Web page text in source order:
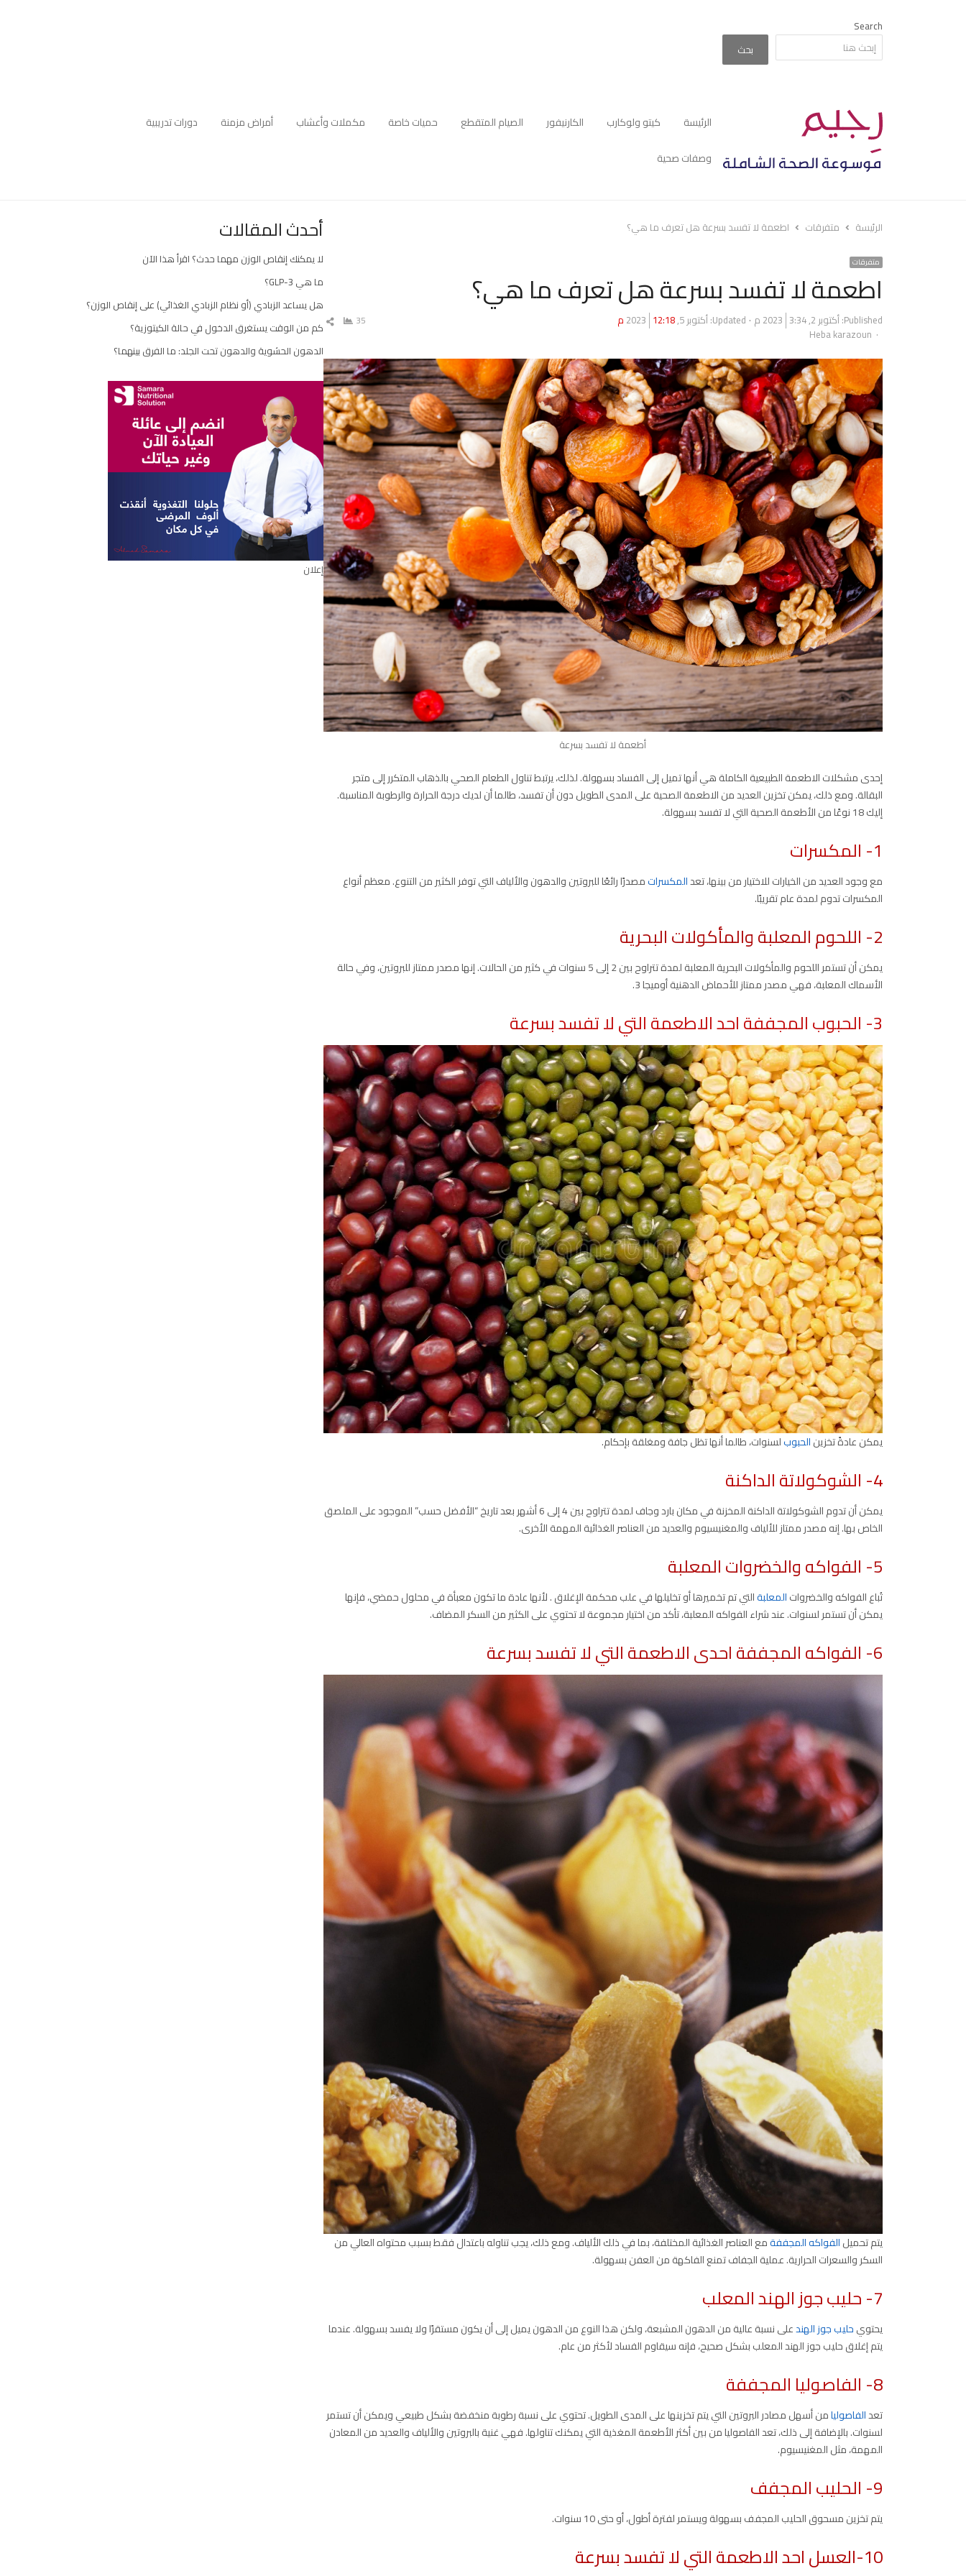
Search
بحث
الرئيسة كيتو ولوكارب الكارنيفور الصيام المتقطع حميات خاصة مكملات وأعشاب أمراض مزمنة
دورات تدريبية
وصفات صحية
الرئيسة متفرقات اطعمة لا تفسد بسرعة هل تعرف ما هي؟
متفرقات
اطعمة لا تفسد بسرعة هل تعرف ما هي؟
Published: أكتوبر 2, 2023 3:34 م Updated: أكتوبر 5, 2023 12:18 م
Author
Heba karazoun
35
شارك
المقال
أطعمة لا تفسد بسرعة
إحدى مشكلات الاطعمة الطبيعية الكاملة هي أنها تميل إلى الفساد بسهولة. لذلك، يرتبط تناول الطعام الصحي بالذهاب المتكرر إلى متجر
البقالة. ومع ذلك، يمكن تخزين العديد من الاطعمة الصحية على المدى الطويل دون أن تفسد، طالما أن لديك درجة الحرارة والرطوبة المناسبة.
إليك 18 نوعًا من الأطعمة الصحية التي لا تفسد بسهولة.
1- المكسرات
مع وجود العديد من الخيارات للاختيار من بينها، تعدالمكسراتمصدرًا رائعًا للبروتين والدهون والألياف التي توفر الكثير من التنوع. معظم أنواع
المكسرات تدوم لمدة عام تقريبًا.
2- اللحوم المعلبة والمأكولات البحرية
يمكن أن تستمر اللحوم والمأكولات البحرية المعلبة لمدة تتراوح بين 2 إلى 5 سنوات في كثير من الحالات. إنها مصدر ممتاز للبروتين، وفي حالة
الأسماك المعلبة، فهي مصدر ممتاز للأحماض الدهنية أوميجا 3.
3- الحبوب المجففة احد الاطعمة التي لا تفسد بسرعة
يمكن عادةً تخزينالحبوبلسنوات، طالما أنها تظل جافة ومغلقة بإحكام.
4- الشوكولاتة الداكنة
يمكن أن تدوم الشوكولاتة الداكنة المخزنة في مكان بارد وجاف لمدة تتراوح بين 4 إلى 6 أشهر بعد تاريخ “الأفضل حسب” الموجود على الملصق
الخاص بها. إنه مصدر ممتاز للألياف والمغنيسيوم والعديد من العناصر الغذائية المهمة الأخرى.
5- الفواكه والخضروات المعلبة
تُباع الفواكه والخضرواتالمعلبةالتي تم تخميرها أو تخليلها في علب محكمة الإغلاق . لأنها عادة ما تكون معبأة في محلول حمضي، فإنها
يمكن أن تستمر لسنوات. عند شراء الفواكه المعلبة، تأكد من اختيار مجموعة لا تحتوي على الكثير من السكر المضاف.
6- الفواكه المجففة احدى الاطعمة التي لا تفسد بسرعة
يتم تحميلالفواكه المجففةمع العناصر الغذائية المختلفة، بما في ذلك الألياف. ومع ذلك، يجب تناوله باعتدال فقط بسبب محتواه العالي من
السكر والسعرات الحرارية. عملية الجفاف تمنع الفاكهة من العفن بسهولة.
7- حليب جوز الهند المعلب
يحتويحليب جوز الهندعلى نسبة عالية من الدهون المشبعة، ولكن هذا النوع من الدهون يميل إلى أن يكون مستقرًا ولا يفسد بسهولة. عندما
يتم إغلاق حليب جوز الهند المعلب بشكل صحيح، فإنه سيقاوم الفساد لأكثر من عام.
8- الفاصوليا المجففة
تعدالفاصوليامن أسهل مصادر البروتين التي يتم تخزينها على المدى الطويل. تحتوي على نسبة رطوبة منخفضة بشكل طبيعي ويمكن أن تستمر
لسنوات. بالإضافة إلى ذلك، تعد الفاصوليا من بين أكثر الأطعمة المغذية التي يمكنك تناولها. فهي غنية بالبروتين والألياف والعديد من المعادن
المهمة، مثل المغنيسيوم.
9- الحليب المجفف
يتم تخزين مسحوق الحليب المجفف بسهولة ويستمر لفترة أطول، أو حتى 10 سنوات.
10-العسل احد الاطعمة التي لا تفسد بسرعة
أحدث المقالات
لا يمكنك إنقاص الوزن مهما حدث؟ اقرأ هذا الآن
ما هي GLP-3؟
هل يساعد الزبادي (أو نظام الزبادي الغذائي) على إنقاص الوزن؟
كم من الوقت يستغرق الدخول في حالة الكيتوزية؟
الدهون الحشوية والدهون تحت الجلد: ما الفرق بينهما؟
إعلان